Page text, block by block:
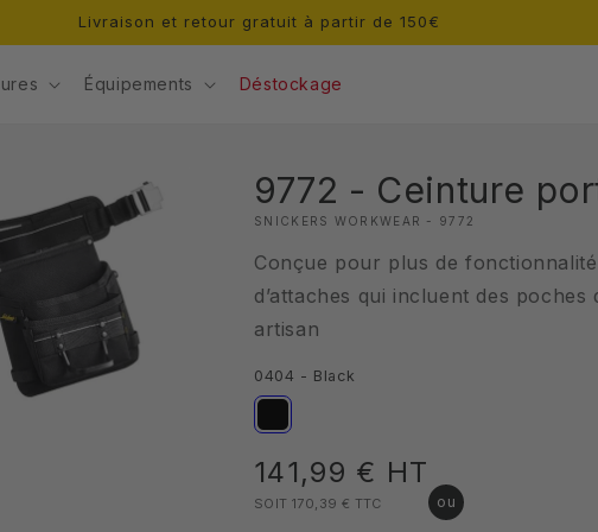
Livraison et retour gratuit à partir de 150€
Équipements Déstockage
9772 - Ceinture
SNICKERS WORKWEAR - 9772
Conçue pour plus de
d’attaches qui incluent des
artisan
0404 - Black
Prix
habituel
141,99 € HT
SOIT 170,39 € TTC